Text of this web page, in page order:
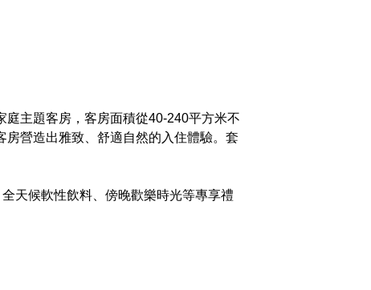
主題客房，客房面積從40-240平方米不
營造出雅致、舒適自然的入住體驗。套
天候軟性飲料、傍晚歡樂時光等專享禮